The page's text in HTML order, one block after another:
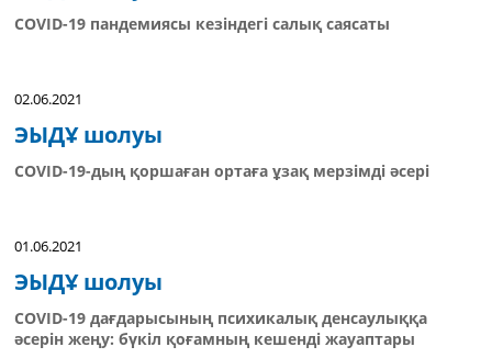
COVID-19 пандемиясы кезіндегі салық саясаты
02.06.2021
ЭЫДҰ шолуы
COVID-19-дың қоршаған ортаға ұзақ мерзімді әсері
01.06.2021
ЭЫДҰ шолуы
COVID-19 дағдарысының психикалық денсаулыққа
әсерін жеңу: бүкіл қоғамның кешенді жауаптары